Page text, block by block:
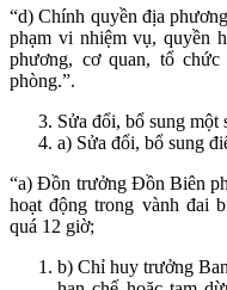
“d) Chính quyền địa
phạm vi nhiệm vụ, quyền
phương, cơ quan, tổ
phòng.”.
Sửa đổi, bổ sung một
a) Sửa đổi, bổ sung
“a) Đồn trưởng Đồn Biên
hoạt động trong vành đai
quá 12 giờ;
b) Chỉ huy trưởng